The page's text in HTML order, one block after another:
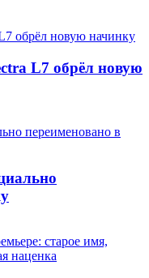
L7 обрёл новую